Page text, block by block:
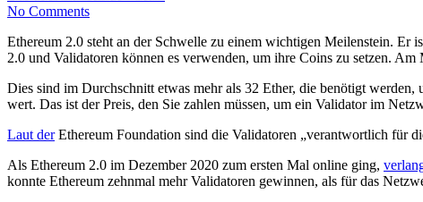
No Comments
Ethereum 2.0 steht an der Schwelle zu einem wichtigen Meilenstein.
2.0 und Validatoren können es verwenden, um ihre Coins zu setzen.
Dies sind im Durchschnitt etwas mehr als 32 Ether, die benötigt
wert. Das ist der Preis, den Sie zahlen müssen, um ein Validator im
Laut derEthereum Foundation sind die Validatoren „verantwortlich für
Als Ethereum 2.0 im Dezember 2020 zum ersten Mal online ging,
konnte Ethereum zehnmal mehr Validatoren gewinnen, als für das